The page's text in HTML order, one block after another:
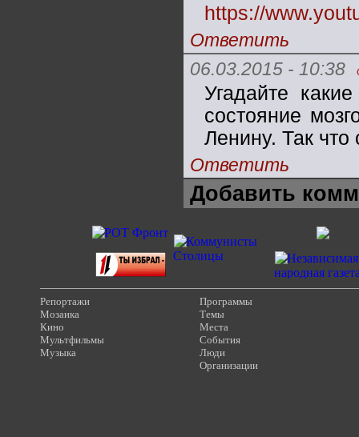
https://
Ответить
06.03.2015 - 10:38
Угадайте
состояние
Ленину. Так
Ответить
Добавить
Репортажи
Мозаика
Кино
Мультфильмы
Музыка
Программы
Темы
Места
События
Люди
Организации